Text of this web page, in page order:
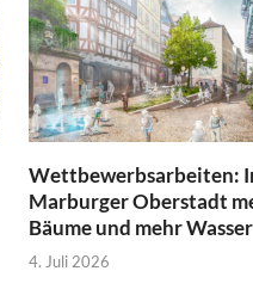
Wettbewerbsarbeiten:
Marburger Oberstadt
Bäume und mehr Wasser
4. Juli 2026